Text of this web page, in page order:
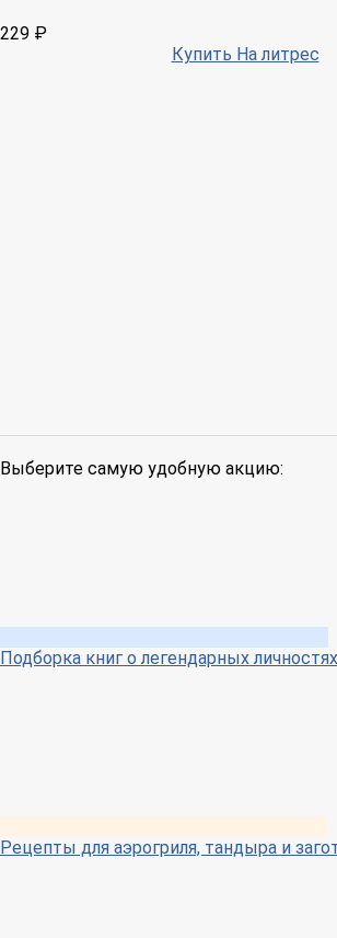
229 ₽
Купить На литрес
Выберите самую удобную акцию:
Подборка книг о легендарных личностях
Рецепты для аэрогриля, тандыра и